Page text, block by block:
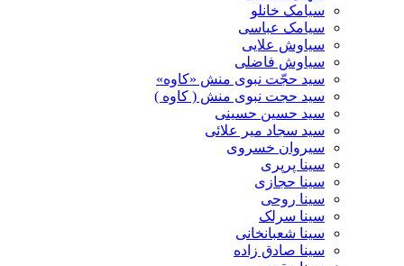
سیامک خانلو
سیامک عباسی
سیاوش علایی
سیاوش فاضلی
سید حجّت نبوی منش «کاوه»
سید حجت نبوی منش ( کاوه )
سید حسین حسینى
سید سجاد میر علائی
سیروان خسروی
سینا پرپری
سینا حجازی
سینا روحی
سینا سرلک
سینا شعبانخانی
سینا صادق زاده